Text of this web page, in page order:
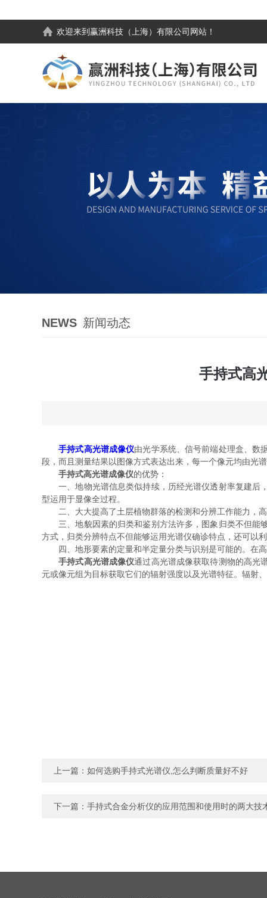
欢迎来到 赢洲科技（上海）有限公司 网站！
NEWS 新闻动态
手持式高
手持式高光谱成像仪由光学系统、信号前端处理盒、数
段，而且测量结果以图像方式表达出来，每一个像元均由光
手持式高光谱成像仪的优势：
一、地物光谱信息类似持续，历经光谱仪透射率复建后
型运用于显像全过程。
二、大大提高了土层植物群落的检测和分辨工作能力，高
三、地貌因素的归类和鉴别方法许多，图象归类不但能
方式，归类分辨特点不但能够运用光谱仪确诊特点，还可以
四、地形要素的定量和半定量分类与识别是可能的。在高
手持式高光谱成像仪通过高光谱成像获取待测物的高光
元或像元组为目标获取它们的辐射强度以及光谱特征。辐射
上一篇： 如何选购手持式光谱仪,怎么判断质量好不好
下一篇： 手持式合金分析仪的应用范围和使用时的两大技